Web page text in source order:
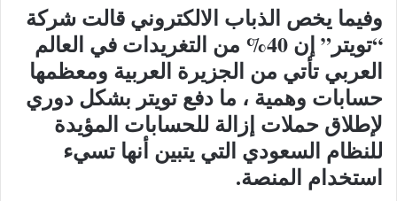
وفيما يخص الذباب الالكتروني قالت شركة
“تويتر” إن 40% من التغريدات في العالم
العربي تأتي من الجزيرة العربية ومعظمها
حسابات وهمية ، ما دفع تويتر بشكل دوري
لإطلاق حملات إزالة للحسابات المؤيدة
للنظام السعودي التي يتبين أنها تسيء
استخدام المنصة.